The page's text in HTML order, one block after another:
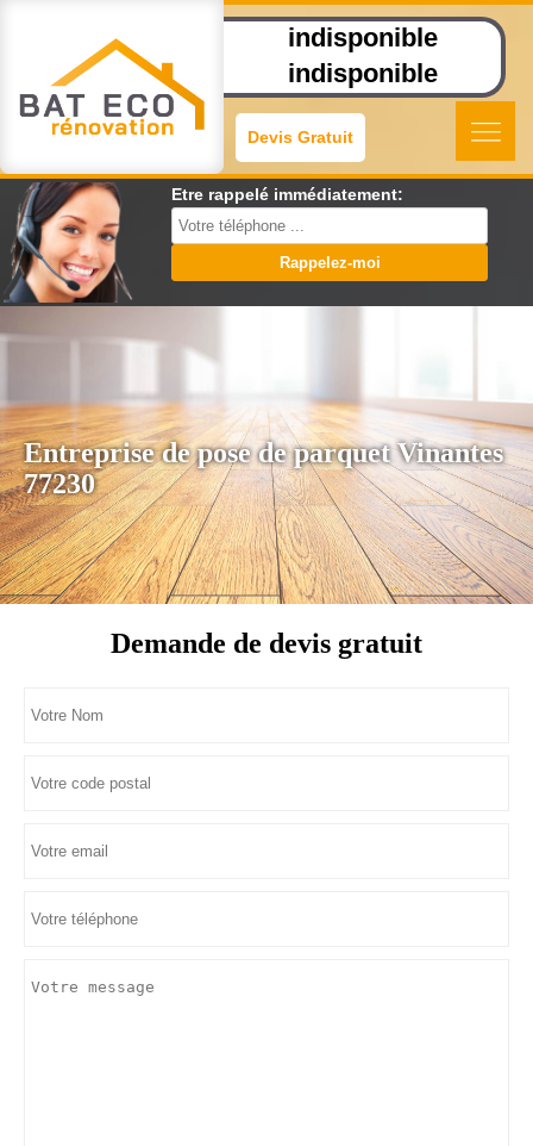
indisponible
indisponible
Devis Gratuit
Etre rappelé immédiatement:
Entreprise de pose de parquet Vinantes
77230
Demande de devis gratuit